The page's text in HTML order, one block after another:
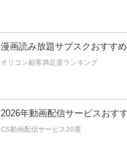
漫画読み放題サブスクおすすめ
オリコン顧客満足度ランキング
2026年動画配信サービスおす
CS動画配信サービス20選